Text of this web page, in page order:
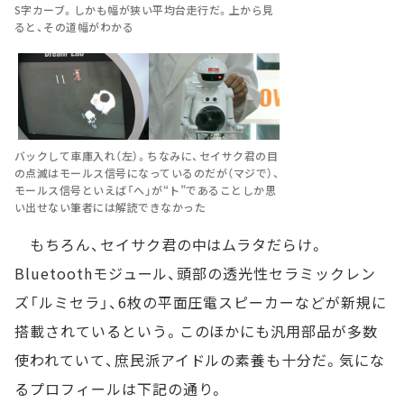
S字カーブ。しかも幅が狭い平均台走行だ。上から見
ると、その道幅がわかる
バックして車庫入れ（左）。ちなみに、セイサク君の目
の点滅はモールス信号になっているのだが（マジで）、
モールス信号といえば「へ」が“ト”であることしか思
い出せない筆者には解読できなかった
もちろん、セイサク君の中はムラタだらけ。
Bluetoothモジュール、頭部の透光性セラミックレン
ズ「ルミセラ」、6枚の平面圧電スピーカーなどが新規に
搭載されているという。このほかにも汎用部品が多数
使われていて、庶民派アイドルの素養も十分だ。気にな
るプロフィールは下記の通り。